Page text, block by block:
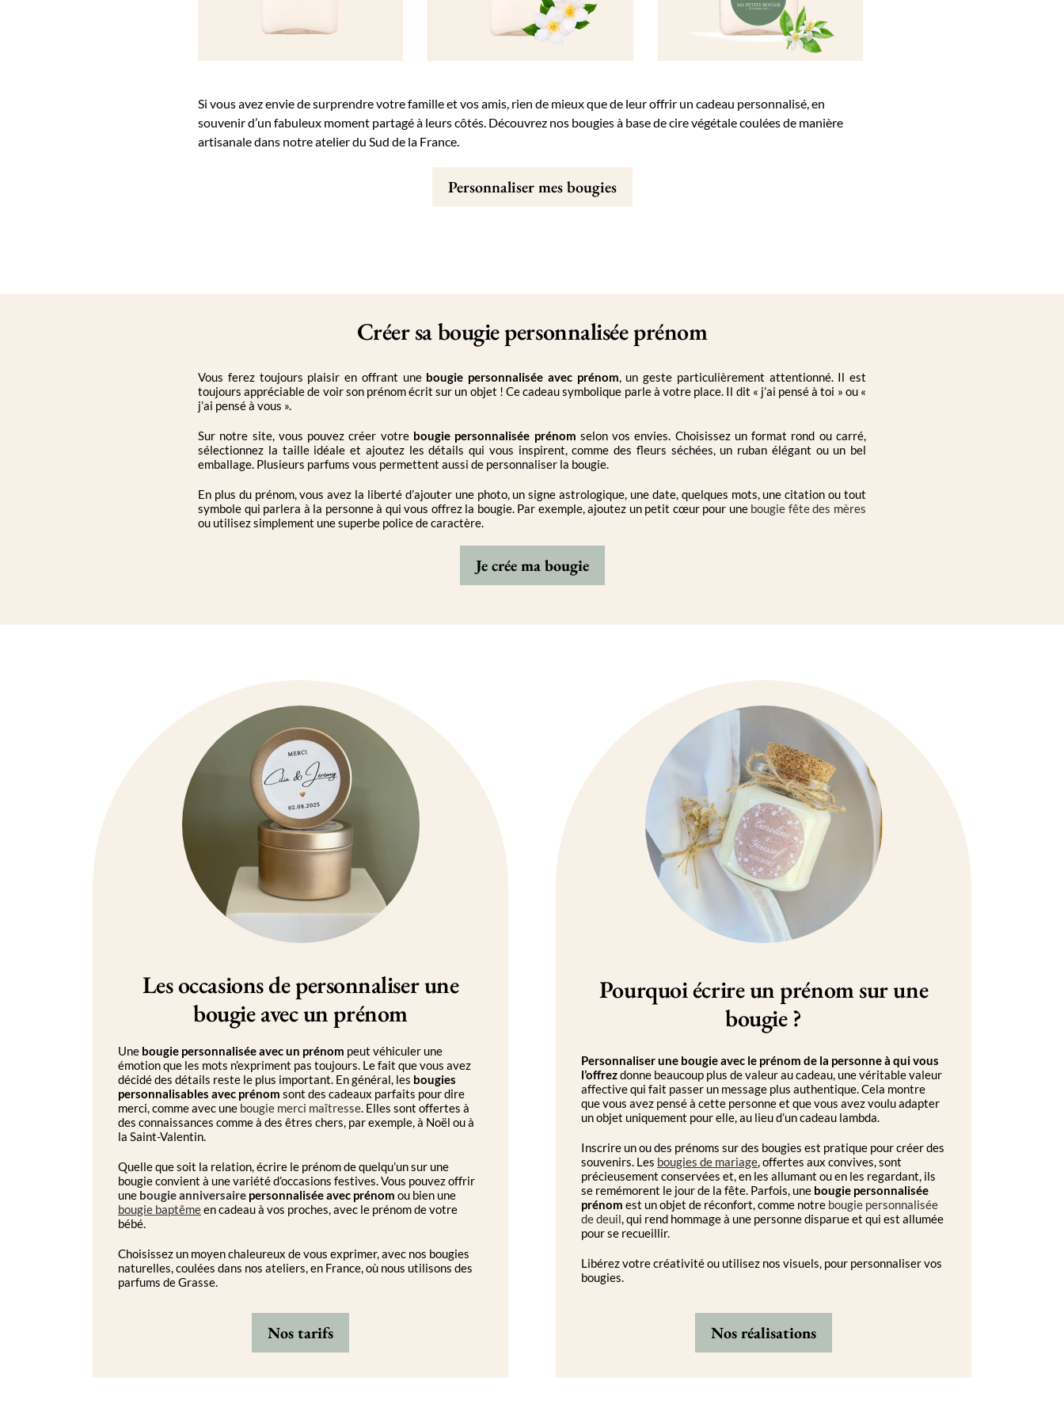
Si vous avez envie de surprendre votre famille et vos amis, rien de mieux que de leur offrir un cadeau personnalisé, en
souvenir d’un fabuleux moment partagé à leurs côtés. Découvrez nos bougies à base de cire végétale coulées de manière
artisanale dans notre atelier du Sud de la France.
Personnaliser mes bougies
Créer sa bougie personnalisée prénom
Vous ferez toujours plaisir en offrant une bougie personnalisée avec prénom, un geste particulièrement attentionné. Il est
toujours appréciable de voir son prénom écrit sur un objet ! Ce cadeau symbolique parle à votre place. Il dit « j’ai pensé à toi » ou «
j’ai pensé à vous ».
Sur notre site, vous pouvez créer votre bougie personnalisée prénom selon vos envies. Choisissez un format rond ou carré,
sélectionnez la taille idéale et ajoutez les détails qui vous inspirent, comme des fleurs séchées, un ruban élégant ou un bel
emballage. Plusieurs parfums vous permettent aussi de personnaliser la bougie.
En plus du prénom, vous avez la liberté d’ajouter une photo, un signe astrologique, une date, quelques mots, une citation ou tout
symbole qui parlera à la personne à qui vous offrez la bougie. Par exemple, ajoutez un petit cœur pour une bougie fête des mères
ou utilisez simplement une superbe police de caractère.
Je crée ma bougie
Les occasions de personnaliser une
bougie avec un prénom
Une bougie personnalisée avec un prénom peut véhiculer une
émotion que les mots n’expriment pas toujours. Le fait que vous avez
décidé des détails reste le plus important. En général, les bougies
personnalisables avec prénom sont des cadeaux parfaits pour dire
merci, comme avec une bougie merci maîtresse. Elles sont offertes à
des connaissances comme à des êtres chers, par exemple, à Noël ou à
la Saint-Valentin.
Quelle que soit la relation, écrire le prénom de quelqu’un sur une
bougie convient à une variété d’occasions festives. Vous pouvez offrir
une bougie anniversaire personnalisée avec prénom ou bien une
bougie baptêmeen cadeau à vos proches, avec le prénom de votre
bébé.
Choisissez un moyen chaleureux de vous exprimer, avec nos bougies
naturelles, coulées dans nos ateliers, en France, où nous utilisons des
parfums de Grasse.
Nos tarifs
Pourquoi écrire un prénom sur une
bougie ?
Personnaliser une bougie avec le prénom de la personne à qui vous
l’offrezdonne beaucoup plus de valeur au cadeau, une véritable valeur
affective qui fait passer un message plus authentique. Cela montre
que vous avez pensé à cette personne et que vous avez voulu adapter
un objet uniquement pour elle, au lieu d’un cadeau lambda.
Inscrire un ou des prénoms sur des bougies est pratique pour créer des
souvenirs. Les bougies de mariage, offertes aux convives, sont
précieusement conservées et, en les allumant ou en les regardant, ils
se remémorent le jour de la fête. Parfois, une bougie personnalisée
prénom est un objet de réconfort, comme notre bougie personnalisée
de deuil, qui rend hommage à une personne disparue et qui est allumée
pour se recueillir.
Libérez votre créativité ou utilisez nos visuels, pour personnaliser vos
bougies.
Nos réalisations